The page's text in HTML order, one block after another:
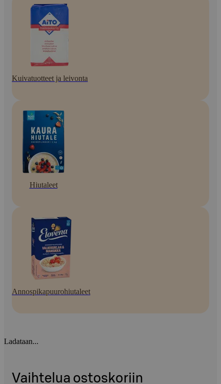
Kuivatuotteet ja leivonta
Hiutaleet
Annospikapuurohiutaleet
Ladataan...
Vaihtelua ostoskoriin